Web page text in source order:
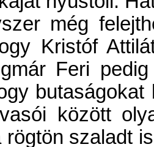
még
Kristóf
Feri
között
rögtön szaladt